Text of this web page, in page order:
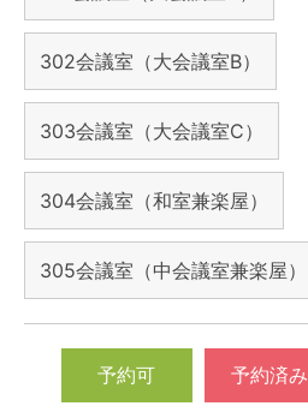
302会議室（大会議室B）
303会議室（大会議室C）
304会議室（和室兼楽屋）
305会議室（中会議室兼楽屋）
予約可 予約済み